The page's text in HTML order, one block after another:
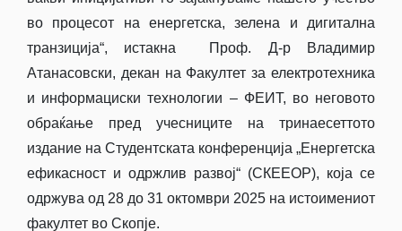
во процесот на енергетска, зелена и дигитална
транзиција“, истакна Проф. Д-р Владимир
Атанасовски, декан на Факултет за електротехника
и информациски технологии – ФЕИТ, во неговото
обраќање пред учесниците на тринаесеттото
издание на Студентската конференција „Енергетска
ефикасност и одржлив развој“ (СКЕЕОР), која се
одржува од 28 до 31 октомври 2025 на истоимениот
факултет во Скопје.